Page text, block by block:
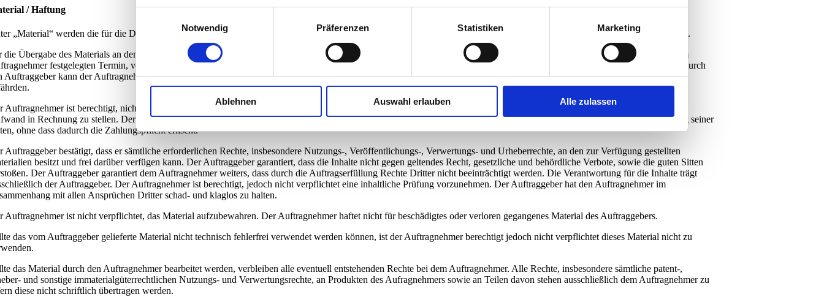
Notwendig
Präferenzen Statistiken Marketing
Ablehnen Auswahl erlauben Alle zulassen
/ Haftung
„Material“ werden die für die Durchführung des Auftrages notwendigen Unterlagen, Daten und Dateien, zuzüglich für deren Funktion erforderlicher Informationen verstanden.
die Übergabe des Materials an den Auftragnehmer ist der Auftraggeber verantwortlich. Der Auftraggeber trägt dafür Sorge, dass das Material spätestens zum jeweiligen, von dem
festgelegten Termin, vollständig, fehlerfrei, den vertraglichen Vereinbarungen entsprechend an den Auftragnehmer übergeben wird. Bei Nichteinhaltung dieser Frist durch
Auftraggeber kann der Auftragnehmer den vereinbarten Onlinestart bzw. Fertigstellungstermin des Produktes nach eigenem Ermessen verschieben um andere Projekte nicht zu
Auftragnehmer ist berechtigt, nicht jedoch verpflichtet, das Material zu bearbeiten soweit dies zur Umsetzung erforderlich oder sinnvoll ist. Der Auftragnehmer ist berechtigt den
in Rechnung zu stellen. Der Auftraggeber kann um eine Änderung der eingetragenen Daten schriftlich ersuchen. Der Auftraggeber hat Anspruch auf jederzeitige Löschung seiner
ohne dass dadurch die Zahlungspflicht erlischt.
Auftraggeber bestätigt, dass er sämtliche erforderlichen Rechte, insbesondere Nutzungs-, Veröffentlichungs-, Verwertungs- und Urheberrechte, an den zur Verfügung gestellten
besitzt und frei darüber verfügen kann. Der Auftraggeber garantiert, dass die Inhalte nicht gegen geltendes Recht, gesetzliche und behördliche Verbote, sowie die guten Sitten
Der Auftraggeber garantiert dem Auftragnehmer weiters, dass durch die Auftragserfüllung Rechte Dritter nicht beeinträchtigt werden. Die Verantwortung für die Inhalte trägt
der Auftraggeber. Der Auftragnehmer ist berechtigt, jedoch nicht verpflichtet eine inhaltliche Prüfung vorzunehmen. Der Auftraggeber hat den Auftragnehmer im
mit allen Ansprüchen Dritter schad- und klaglos zu halten.
Auftragnehmer ist nicht verpflichtet, das Material aufzubewahren. Der Auftragnehmer haftet nicht für beschädigtes oder verloren gegangenes Material des Auftraggebers.
das vom Auftraggeber gelieferte Material nicht technisch fehlerfrei verwendet werden können, ist der Auftragnehmer berechtigt jedoch nicht verpflichtet dieses Material nicht zu
das Material durch den Auftragnehmer bearbeitet werden, verbleiben alle eventuell entstehenden Rechte bei dem Auftragnehmer. Alle Rechte, insbesondere sämtliche patent-,
und sonstige immaterialgüterrechtlichen Nutzungs- und Verwertungsrechte, an Produkten des Aufragnehmers sowie an Teilen davon stehen ausschließlich dem Auftragnehmer zu
diese nicht schriftlich übertragen werden.